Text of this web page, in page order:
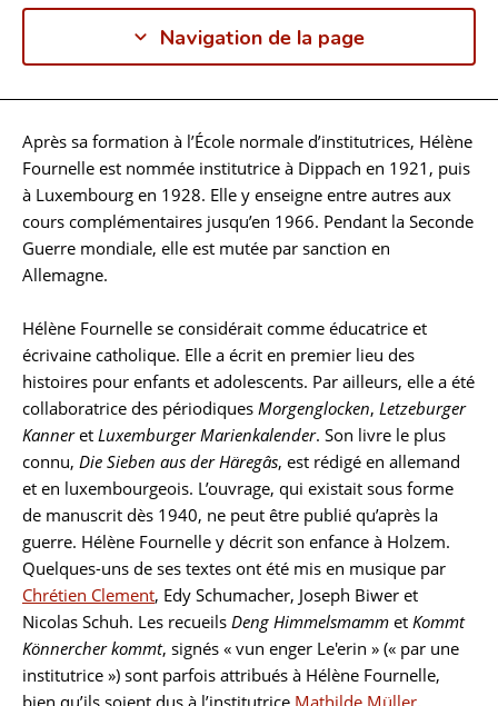
Navigation de la page
Biographie
Après sa formation à l’École normale d’institutrices, Hélène
Fournelle est nommée institutrice à Dippach en 1921, puis
à Luxembourg en 1928. Elle y enseigne entre autres aux
cours complémentaires jusqu’en 1966. Pendant la Seconde
Guerre mondiale, elle est mutée par sanction en
Allemagne.
Hélène Fournelle se considérait comme éducatrice et
écrivaine catholique. Elle a écrit en premier lieu des
histoires pour enfants et adolescents. Par ailleurs, elle a été
collaboratrice des périodiques Morgenglocken, Letzeburger
Kanneret Luxemburger Marienkalender. Son livre le plus
connu, Die Sieben aus der Häregâs, est rédigé en allemand
et en luxembourgeois. L’ouvrage, qui existait sous forme
de manuscrit dès 1940, ne peut être publié qu’après la
guerre. Hélène Fournelle y décrit son enfance à Holzem.
Quelques-uns de ses textes ont été mis en musique par
Chrétien Clement, Edy Schumacher, Joseph Biwer et
Nicolas Schuh. Les recueils Deng Himmelsmamm et Kommt
Könnercher kommt, signés « vun enger Le'erin » (« par une
institutrice ») sont parfois attribués à Hélène Fournelle,